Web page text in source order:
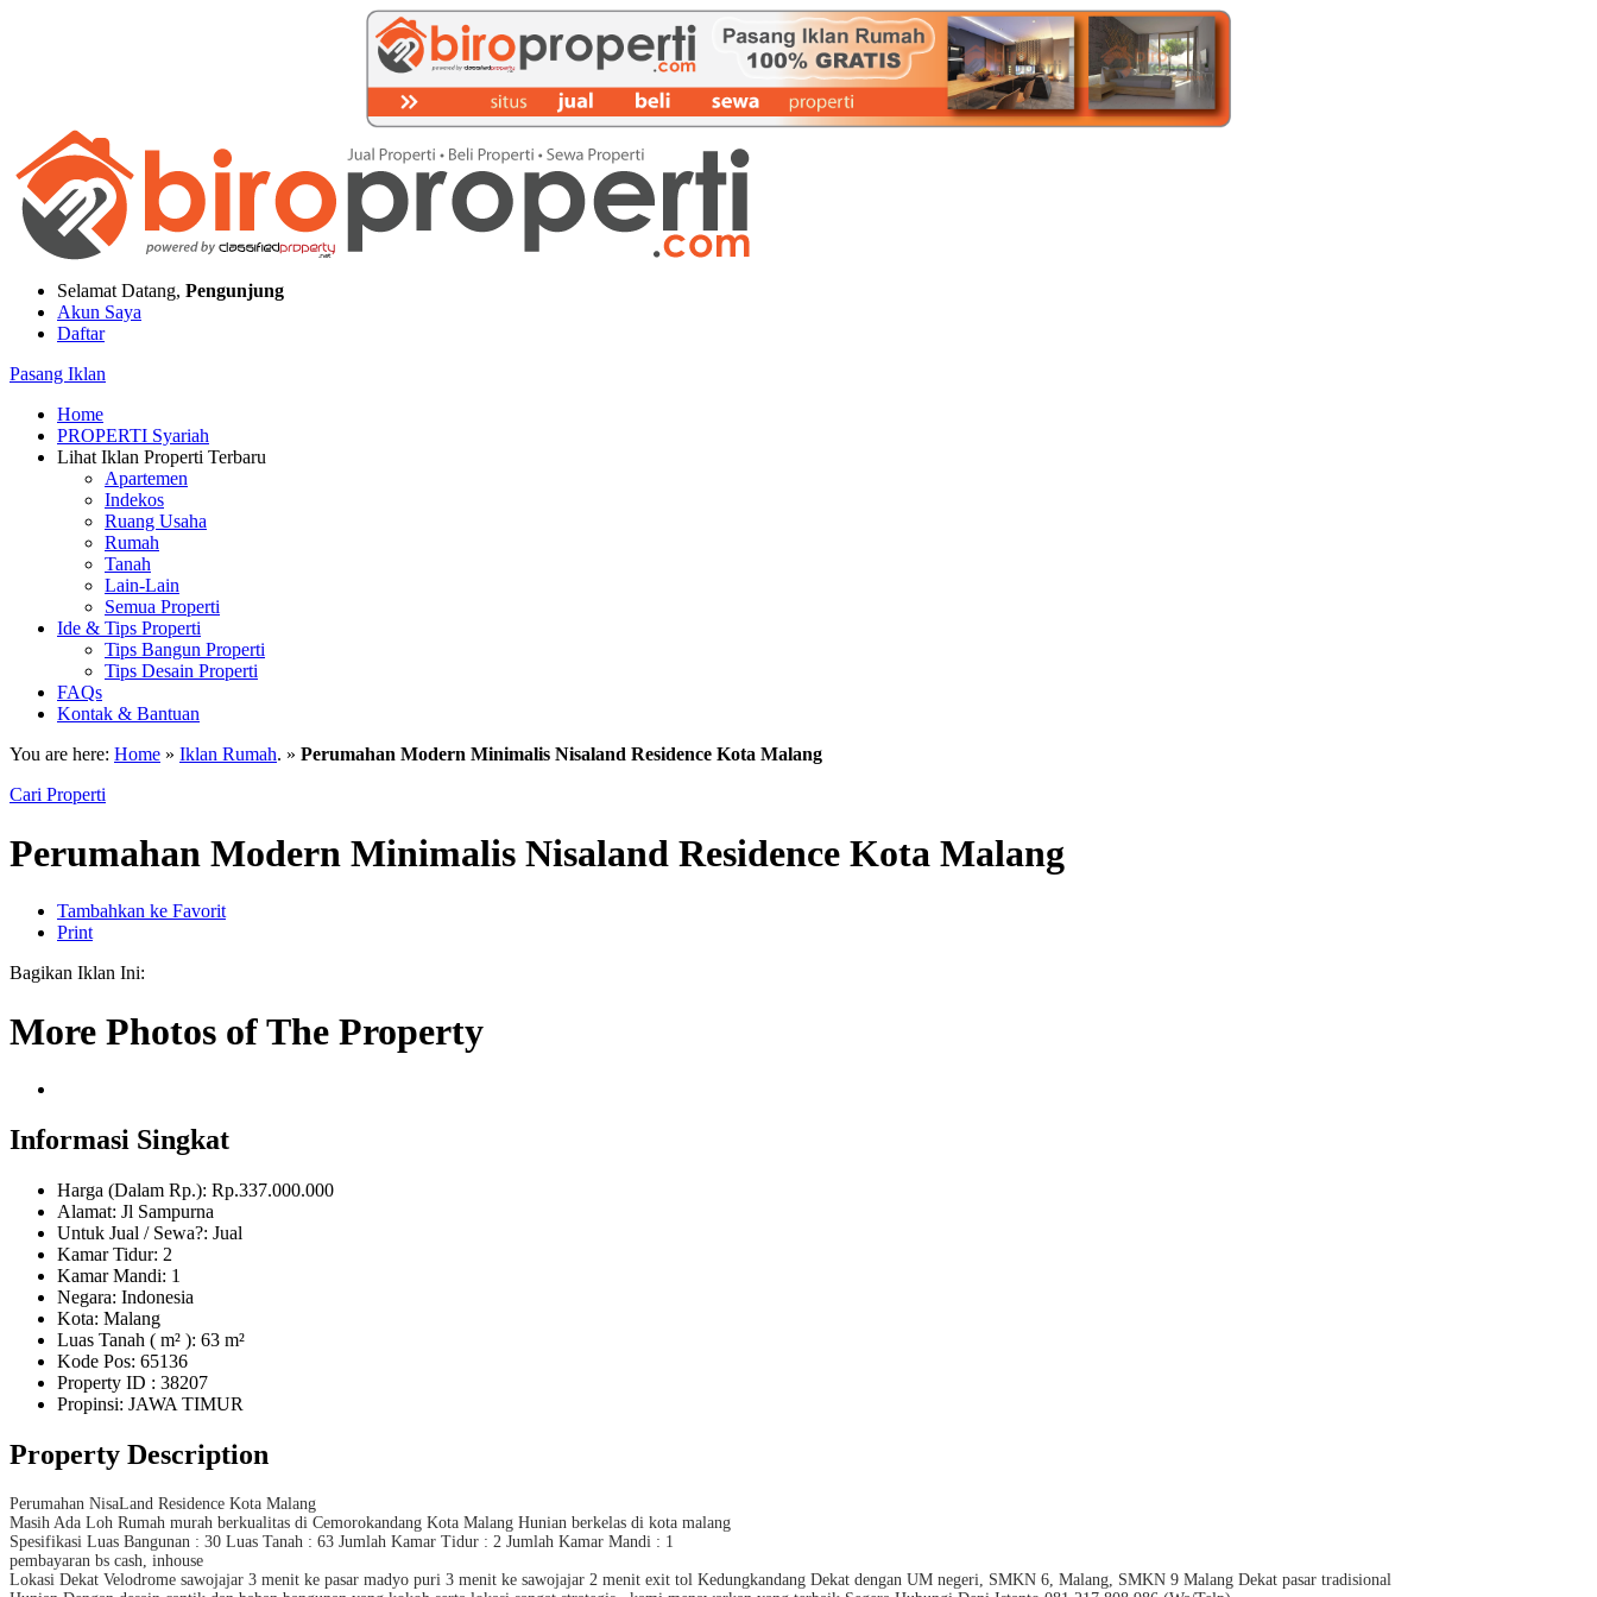
Selamat Datang, Pengunjung
Akun Saya
Daftar
Pasang Iklan
Home
PROPERTI Syariah
Lihat Iklan Properti Terbaru
Apartemen
Indekos
Ruang Usaha
Rumah
Tanah
Lain-Lain
Semua Properti
Ide & Tips Properti
Tips Bangun Properti
Tips Desain Properti
FAQs
Kontak & Bantuan
You are here: Home » Iklan Rumah. » Perumahan Modern Minimalis Nisaland Residence Kota Malang
Cari Properti
Perumahan Modern Minimalis Nisaland Residence Kota Malang
Tambahkan ke Favorit
Print
Bagikan Iklan Ini:
More Photos of The Property
Informasi Singkat
Harga (Dalam Rp.): Rp.337.000.000
Alamat: Jl Sampurna
Untuk Jual / Sewa?: Jual
Kamar Tidur: 2
Kamar Mandi: 1
Negara: Indonesia
Kota: Malang
Luas Tanah ( m² ): 63 m²
Kode Pos: 65136
Property ID : 38207
Propinsi: JAWA TIMUR
Property Description
Perumahan NisaLand Residence Kota Malang
Masih Ada Loh Rumah murah berkualitas di Cemorokandang Kota Malang Hunian berkelas di kota malang
Spesifikasi Luas Bangunan : 30 Luas Tanah : 63 Jumlah Kamar Tidur : 2 Jumlah Kamar Mandi : 1
pembayaran bs cash, inhouse
Lokasi Dekat Velodrome sawojajar 3 menit ke pasar madyo puri 3 menit ke sawojajar 2 menit exit tol Kedungkandang Dekat dengan UM negeri, SMKN 6, Malang, SMKN 9 Malang Dekat pasar tradisional